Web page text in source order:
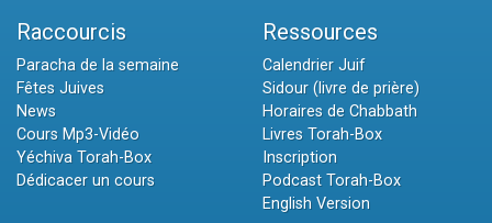
Raccourcis
Paracha de la semaine
Fêtes Juives
News
Cours Mp3-Vidéo
Yéchiva Torah-Box
Dédicacer un cours
Ressources
Calendrier Juif
Sidour (livre de prière)
Horaires de Chabbath
Livres Torah-Box
Inscription
Podcast Torah-Box
English Version